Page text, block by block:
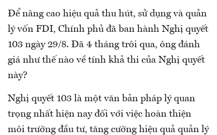
Để nâng cao hiệu quả thu hút, sử dụng và quản
lý vốn FDI, Chính phủ đã ban hành Nghị quyết
103 ngày 29/8. Đã 4 tháng trôi qua, ông đánh
giá như thế nào về tính khả thi của Nghị quyết
này?
Nghị quyết 103 là một văn bản pháp lý quan
trọng nhất hiện nay đối với việc hoàn thiện
môi trường đầu tư, tăng cường hiệu quả quản lý